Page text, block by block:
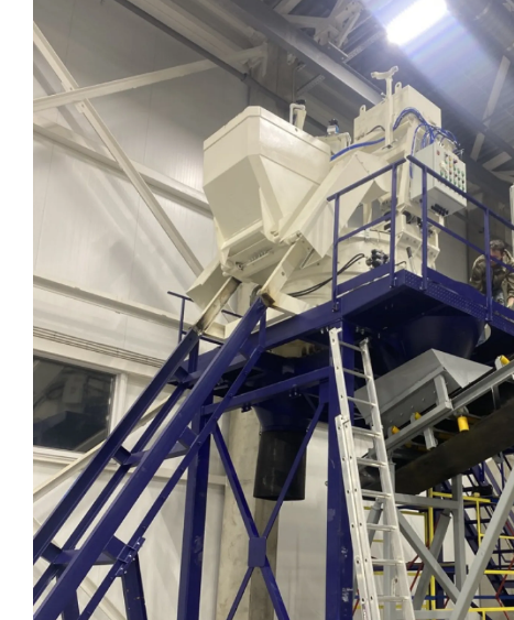
Затворы для силосов и дозаторов
Авто и Ж/Д весы
Пневмооборудование
Датчики
Рециклинг
Околопрессовочное оборудование